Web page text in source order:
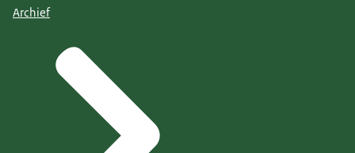
Archief